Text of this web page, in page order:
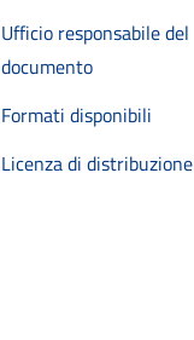
Ufficio responsabile del
documento
Formati disponibili
Licenza di distribuzione